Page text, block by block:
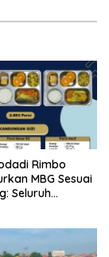
Rimbo
MBG Sesuai
Seluruh